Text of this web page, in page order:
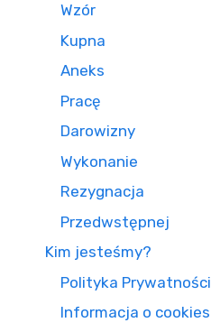
Wzór
Kupna
Aneks
Pracę
Darowizny
Wykonanie
Rezygnacja
Przedwstępnej
Kim jesteśmy?
Polityka Prywatności
Informacja o cookies